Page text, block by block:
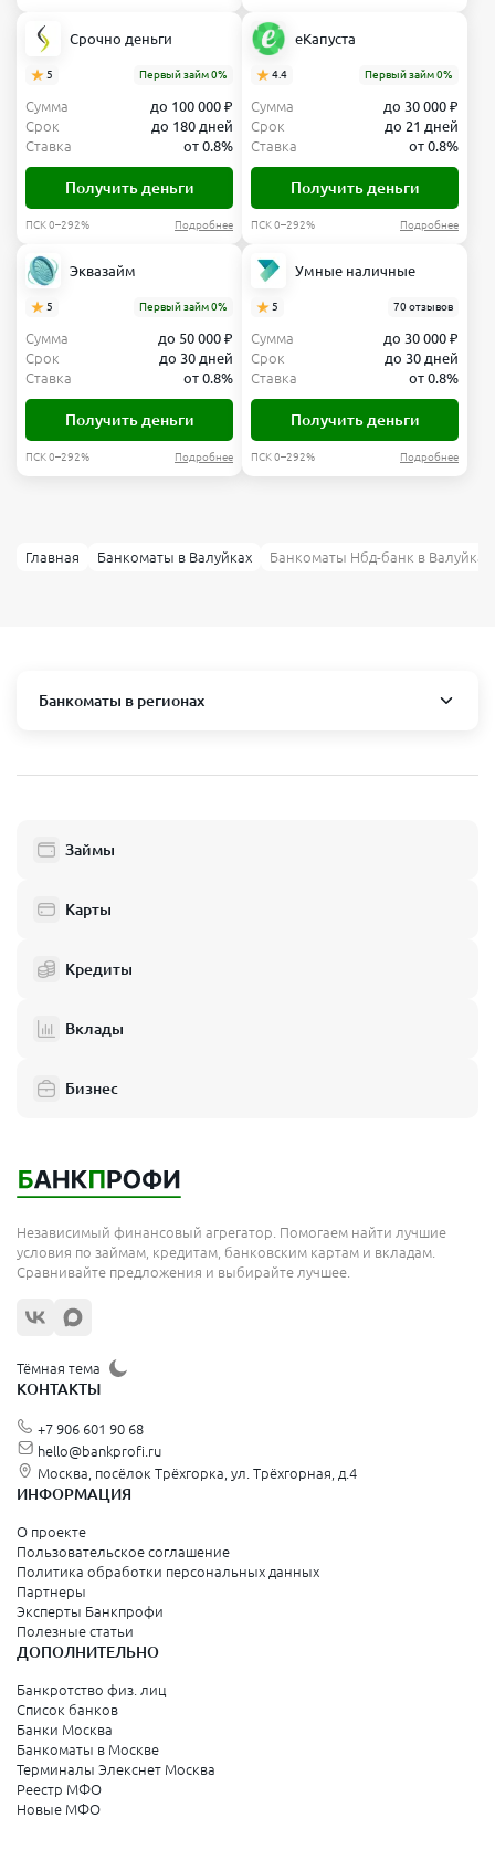
Срочно деньги
5 Первый займ 0%
Сумма
до 100 000 ₽
Срок
до 180 дней
Ставка
от 0.8%
Получить деньги
ПСК 0–292% Подробнее
еКапуста
4.4 Первый займ 0%
Сумма
до 30 000 ₽
Срок
до 21 дней
Ставка
от 0.8%
Получить деньги
ПСК 0–292% Подробнее
Эквазайм
5 Первый займ 0%
Сумма
до 50 000 ₽
Срок
до 30 дней
Ставка
от 0.8%
Получить деньги
ПСК 0–292% Подробнее
Умные наличные
5 70 отзывов
Сумма
до 30 000 ₽
Срок
до 30 дней
Ставка
от 0.8%
Получить деньги
ПСК 0–292% Подробнее
Главная Банкоматы в Валуйках Банкоматы Нбд-банк в Валуйках
Банкоматы в регионах
Балашиха
Одинцово
Электросталь
Реутов
Подольск
Королёв
Сергиев Посад
Орехово-Зуево
Щёлково
Видное
Зеленоград
Санкт-Петербург и Ленинградская область
Колпино
Санкт-Петербург
Краснодарский край
Армавир
Сочи
Займы
Карты
Кредиты
Вклады
Бизнес
Независимый финансовый агрегатор. Помогаем найти лучшие
условия по займам, кредитам, банковским картам и вкладам.
Сравнивайте предложения и выбирайте лучшее.
Тёмная тема
КОНТАКТЫ
+7 906 601 90 68
hello@bankprofi.ru
Москва, посёлок Трёхгорка, ул. Трёхгорная, д.4
ИНФОРМАЦИЯ
О проекте
Пользовательское соглашение
Политика обработки персональных данных
Партнеры
Эксперты Банкпрофи
Полезные статьи
ДОПОЛНИТЕЛЬНО
Банкротство физ. лиц
Список банков
Банки Москва
Банкоматы в Москве
Терминалы Элекснет Москва
Реестр МФО
Новые МФО